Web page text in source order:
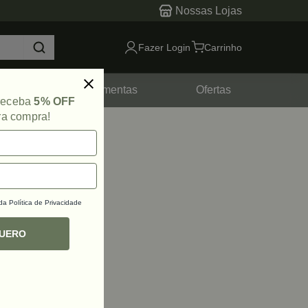
Nossas Lojas
Fazer Login Carrinho
Ferramentas
Ofertas
5% OFF
compra!
Política de Privacidade